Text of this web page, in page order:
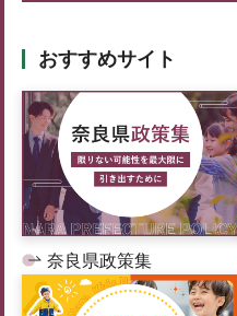
おすすめサイト
奈良県政策集